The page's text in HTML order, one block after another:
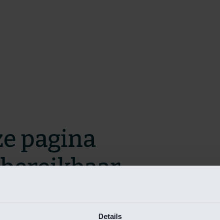
Details
pagina
zo snel mogelijk te verhelpen.